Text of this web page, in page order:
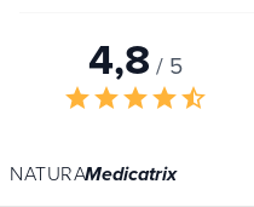
4,8 / 5
starstarstarstarstar_half
NATURAMedicatrix